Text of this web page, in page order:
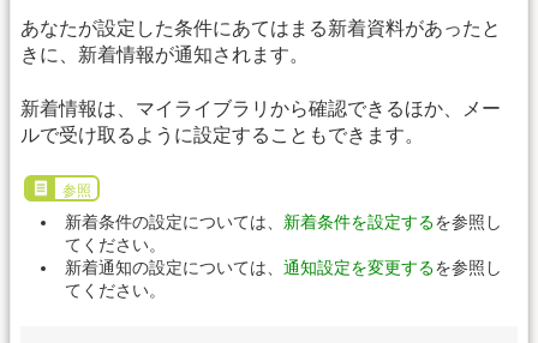
あなたが設定した条件にあてはまる新着資料があったと
きに、新着情報が通知されます。
新着情報は、マイライブラリから確認できるほか、メー
ルで受け取るように設定することもできます。
参照
新着条件の設定については、 新着条件を設定するを参照し
てください。
新着通知の設定については、 通知設定を変更するを参照し
てください。